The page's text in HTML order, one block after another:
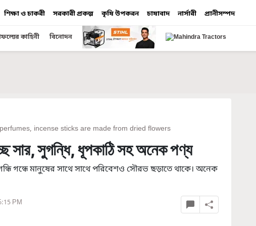
শিক্ষা ও চাকরী সরকারী প্রকল্প কৃষি উপকরন চাষাবাদ নার্সারী প্রানীসম্পদ
কাহিনী বিনোদন
incense sticks are made from dried flowers
সার, সুগন্ধি, ধূপকাঠি সহ অনেক পণ্য
গন্ধে মানুষের সাথে সাথে পরিবেশও সৌরভ ছড়াতে থাকে। অনেক
PM